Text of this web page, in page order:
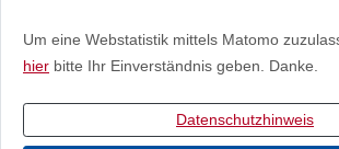
Um eine Webstatistik mittels Matomo
hier bitte Ihr Einverständnis geben. Danke.
Datenschutzhinweis
Impressum